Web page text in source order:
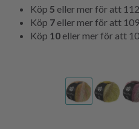
Köp 5 eller mer för att
Köp 7 eller mer för att
Köp 10 eller mer för att